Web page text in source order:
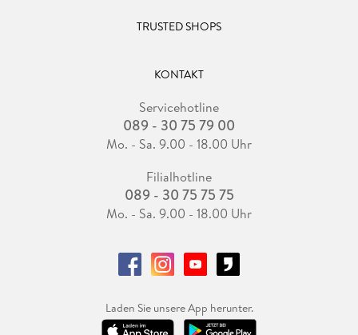
TRUSTED SHOPS
KONTAKT
Servicehotline
089 - 30 75 79 00
Mo. - Sa. 9.00 - 18.00 Uhr
Filialhotline
089 - 30 75 75 75
Mo. - Sa. 9.00 - 18.00 Uhr
Laden Sie unsere App herunter.